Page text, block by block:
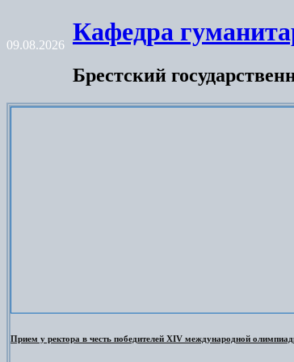
to
content
09.08.2026 Кафедра
Брестский
Прием у ректора в честь победителей XIV международной